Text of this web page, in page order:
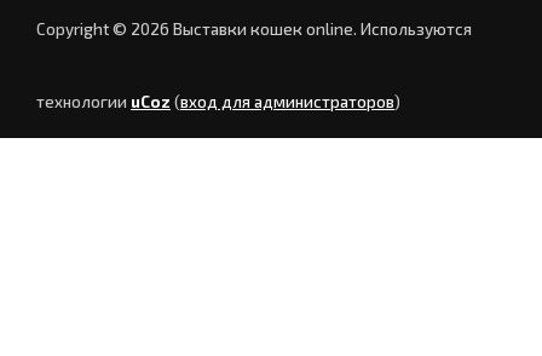
Copyright © 2026 Выставки кошек online. Используются
технологии uCoz (вход для администраторов)